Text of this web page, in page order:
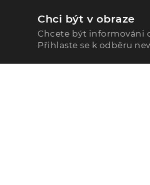
Chci být v obraze
Chcete být informováni
Přihlaste se k odběru